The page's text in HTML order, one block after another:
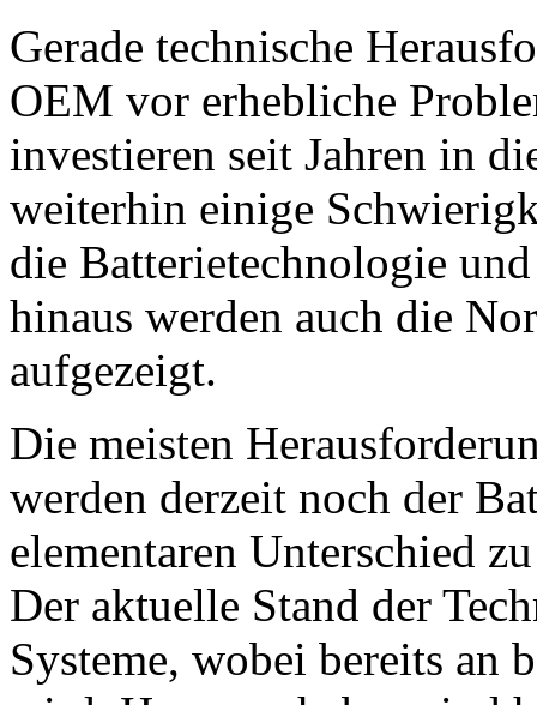
Gerade technische
OEM vor erhebliche
investieren seit Jahren in
weiterhin einige
die Batterietechnologie
hinaus werden auch die
aufgezeigt.
Die meisten
werden derzeit noch der
elementaren Unterschied
Der aktuelle Stand der
Systeme, wobei bereits an